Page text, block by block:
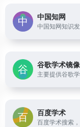
中国知网
谷歌学术镜像
百度学术